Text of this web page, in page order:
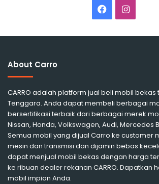
Facebook
About Carro
CARRO adalah platform jual beli mobil bekas
Tenggara. Anda dapat membeli berbagai
bersertifikasi terbaik dari berbagai merek
Nissan, Honda, Volkswagen, Audi, Mercedes
Semua mobil yang dijual Carro ke customer
mesin dan transmisi dan dijamin bebas
dapat menjual mobil bekas dengan harga
ke ribuan dealer rekanan CARRO. Dapatkan
mobil impian Anda.